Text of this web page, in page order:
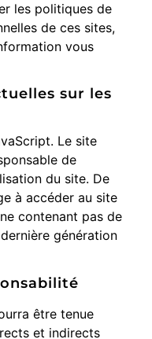
les politiques de
de ces sites,
vous
sur les
Le site
de
du site. De
à accéder au site
contenant pas de
génération
être tenue
et indirects